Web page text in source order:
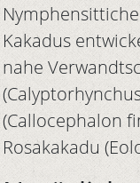
Kakadus
nahe
(Callocephalon
Rosakakadu